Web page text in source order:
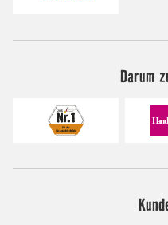
Darum